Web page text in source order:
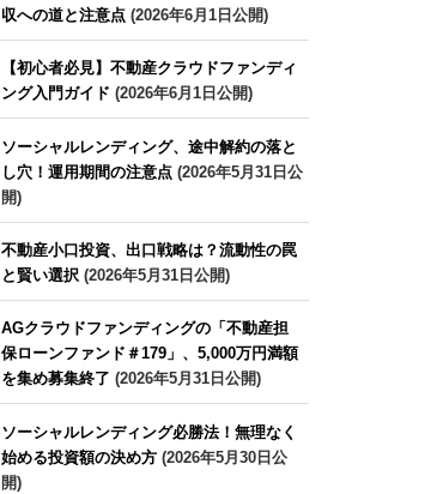
収への道と注意点(2026年6月1日公開)
【初心者必見】不動産クラウドファンディ
ング入門ガイド (2026年6月1日公開)
ソーシャルレンディング、途中解約の落と
し穴！運用期間の注意点(2026年5月31日公
開)
不動産小口投資、出口戦略は？流動性の罠
と賢い選択(2026年5月31日公開)
AGクラウドファンディングの「不動産担
保ローンファンド＃179」、5,000万円満額
を集め募集終了 (2026年5月31日公開)
ソーシャルレンディング必勝法！無理なく
始める投資額の決め方(2026年5月30日公
開)